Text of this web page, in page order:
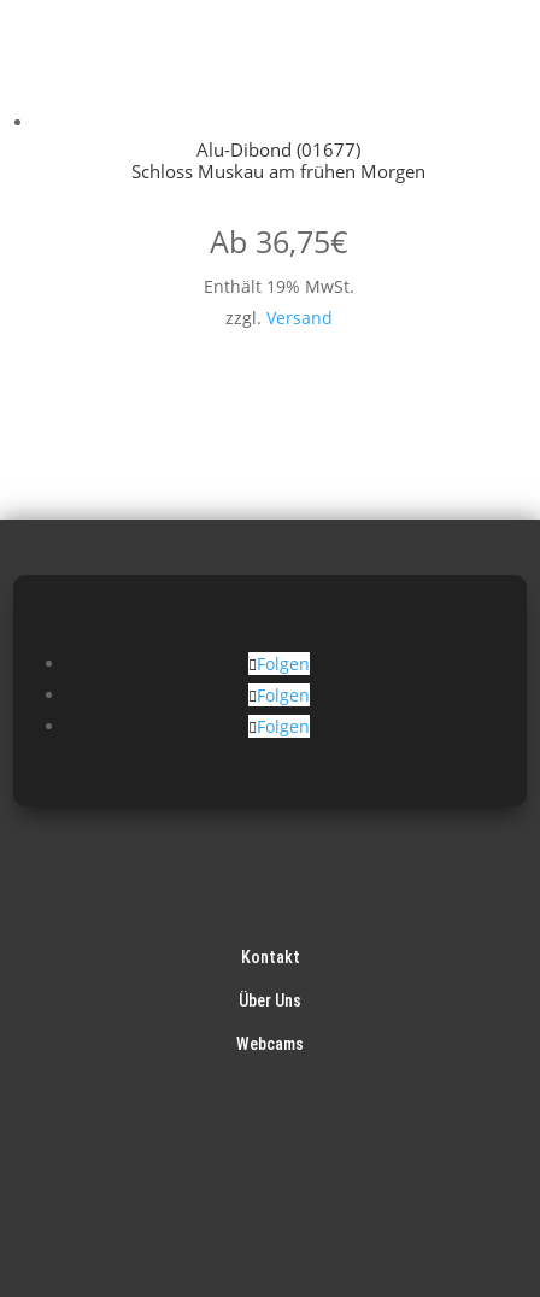
Alu-Dibond (01677)
Schloss Muskau am frühen Morgen
Ab 36,75€
Enthält 19% MwSt.
zzgl. Versand
Folgen
Folgen
Folgen
Kontakt
Über Uns
Webcams